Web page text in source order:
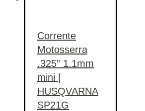
Corrente
Motosserra
.325” 1.1mm
mini |
HUSQVARNA
SP21G